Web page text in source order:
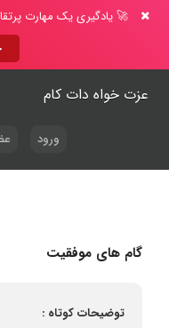
🚀 یادگیری یک مهارت
عزت خواه دات کام
ورود
گام های موفقیت
توضیحات کوتاه :